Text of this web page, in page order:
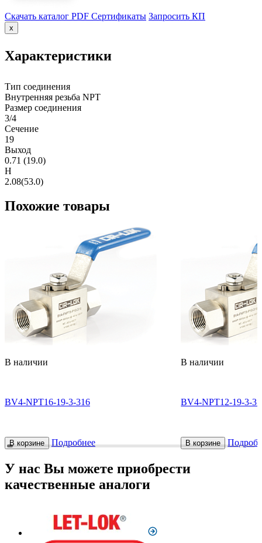
Скачать каталог PDF Сертификаты Запросить КП
x
Характеристики
Тип соединения
Внутренняя резьба NPT
Размер соединения
3/4
Сечение
19
Выход
0.71 (19.0)
H
2.08(53.0)
Похожие товары
В наличии
BV4-NPT16-19-3-316
В корзине Подробнее
В наличии
BV4-NPT12-19-3-
В корзине
У нас Вы можете приобрести
качественные аналоги